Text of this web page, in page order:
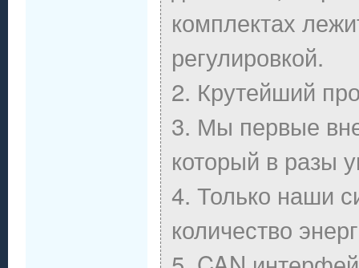
комплектах
регулировкой.
2. Крутейший
3. Мы первые
который в разы
4. Только наши
количество